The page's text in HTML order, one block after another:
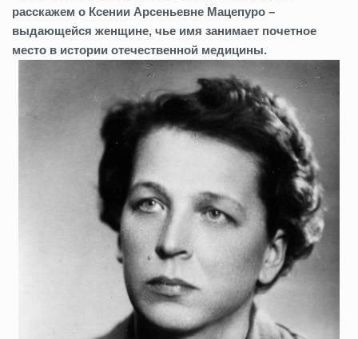
расскажем о Ксении Арсеньевне Мацепуро –
выдающейся женщине, чье имя занимает почетное
место в истории отечественной медицины.